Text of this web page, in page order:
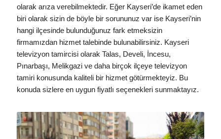
olarak arıza verebilmektedir. Eğer Kayseri’de ikamet eden
biri olarak sizin de böyle bir sorununuz var ise Kayseri’nin
hangi ilçesinde bulunduğunuz fark etmeksizin
firmamızdan hizmet talebinde bulunabilirsiniz. Kayseri
televizyon tamircisi olarak Talas, Develi, İncesu,
Pınarbaşı, Melikgazi ve daha birçok ilçeye televizyon
tamiri konusunda kaliteli bir hizmet götürmekteyiz. Bu
konuda sizlere en uygun fiyatlı seçenekleri sunmaktayız.